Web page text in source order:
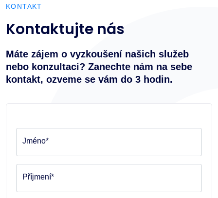
KONTAKT
Kontaktujte nás
Máte zájem o vyzkoušení našich služeb
nebo konzultaci? Zanechte nám na sebe
kontakt, ozveme se vám do 3 hodin.
Jméno*
Příjmení*